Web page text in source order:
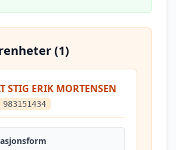
(1)
STIG ERIK MORTENSEN